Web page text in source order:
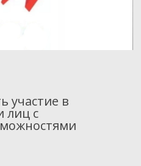
участие в
лиц с